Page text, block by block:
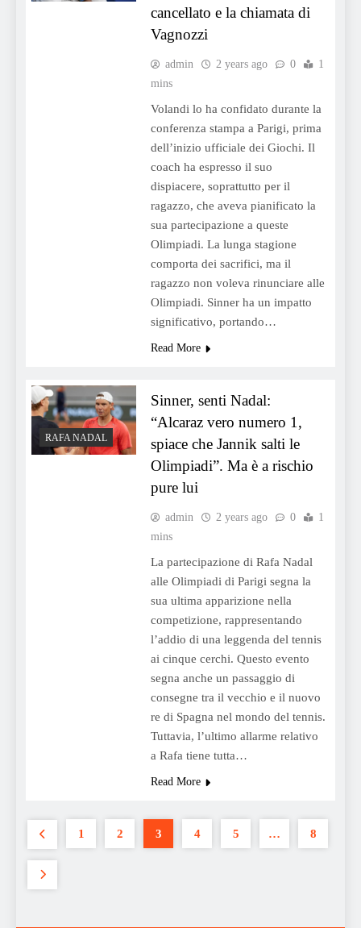
cancellato e la chiamata di
Vagnozzi
admin 2 years ago 0
1
mins
Volandi lo ha confidato durante la
conferenza stampa a Parigi, prima
dell’inizio ufficiale dei Giochi. Il
coach ha espresso il suo
dispiacere, soprattutto per il
ragazzo, che aveva pianificato la
sua partecipazione a queste
Olimpiadi. La lunga stagione
comporta dei sacrifici, ma il
ragazzo non voleva rinunciare alle
Olimpiadi. Sinner ha un impatto
significativo, portando…
Read More
RAFA NADAL
Sinner, senti Nadal:
“Alcaraz vero numero 1,
spiace che Jannik salti le
Olimpiadi”. Ma è a rischio
pure lui
admin 2 years ago 0
1
mins
La partecipazione di Rafa Nadal
alle Olimpiadi di Parigi segna la
sua ultima apparizione nella
competizione, rappresentando
l’addio di una leggenda del tennis
ai cinque cerchi. Questo evento
segna anche un passaggio di
consegne tra il vecchio e il nuovo
re di Spagna nel mondo del tennis.
Tuttavia, l’ultimo allarme relativo
a Rafa tiene tutta…
Read More
1 2 3 4 5 … 8